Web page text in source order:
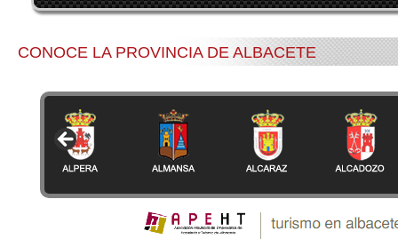
CONOCE LA PROVINCIA DE ALBACETE